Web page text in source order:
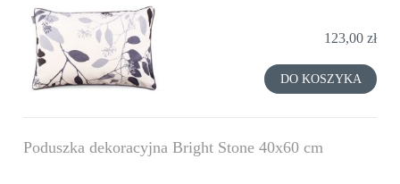
123,00 zł
DO KOSZYKA
Poduszka dekoracyjna Bright Stone 40x60 cm